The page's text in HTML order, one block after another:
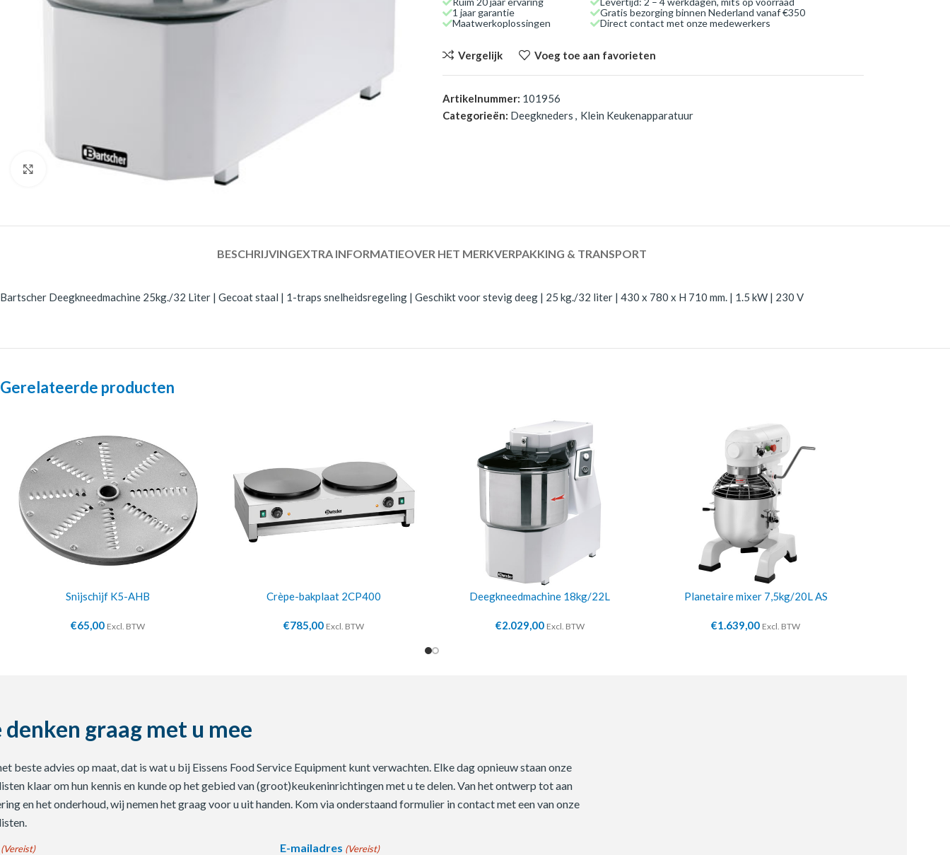
Click to enlarge
1 jaar garantie
Maatwerkoplossingen
Gratis bezorging binnen Nederland vanaf €350
Direct contact met onze medewerkers
Vergelijk Voeg toe aan favorieten
Artikelnummer: 101956
Categorieën: Deegkneders , Klein Keukenapparatuur
BESCHRIJVINGEXTRA INFORMATIEOVER HET MERKVERPAKKING & TRANSPORT
Bartscher Deegkneedmachine 25kg./32 Liter | Gecoat staal | 1-traps snelheidsregeling | Geschikt voor stevig deeg | 25 kg./32 liter | 430 x 780 x H 710 mm. | 1.5 kW | 230 V
Gerelateerde producten
Snijschijf K5-AHB
€65,00 Excl. BTW
Crèpe-bakplaat 2CP400
€785,00 Excl. BTW
Deegkneedmachine 18kg/22L
€2.029,00 Excl. BTW
Planetaire mixer 7,5kg/20L AS
€1.639,00 Excl. BTW
denken graag met u mee
beste advies op maat, dat is wat u bij Eissens Food Service Equipment kunt verwachten. Elke dag opnieuw staan onze
klaar om hun kennis en kunde op het gebied van (groot)keukeninrichtingen met u te delen. Van het ontwerp tot aan
en het onderhoud, wij nemen het graag voor u uit handen. Kom via onderstaand formulier in contact met een van onze
(Vereist) E-mailadres (Vereist)